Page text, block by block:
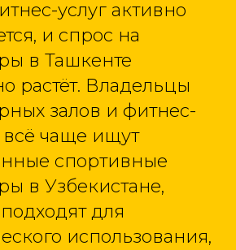
услуг активно
и спрос на
в Ташкенте
растёт. Владельцы
залов и фитнес-
чаще ищут
спортивные
в Узбекистане,
для
использования,